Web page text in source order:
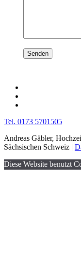
Tel. 0173 5701505
Andreas Gäbler,
Sächsischen Schweiz |
Diese Website benutzt